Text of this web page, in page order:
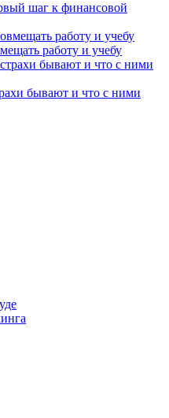
шаг к финансовой
работу и учебу
бывают и что с ними